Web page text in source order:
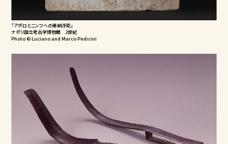
「アポロとニンフへの奉納浮彫」
ナポリ国立考古学博物館 2世紀
Photo © Luciano and Marco Pedicini